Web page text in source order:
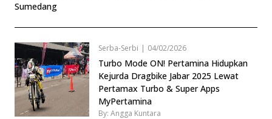
Sumedang
Serba-Serbi | 04/02/2026
Turbo Mode ON! Pertamina Hidupkan
Kejurda Dragbike Jabar 2025 Lewat
Pertamax Turbo & Super Apps
MyPertamina
By: Angga Kuntara